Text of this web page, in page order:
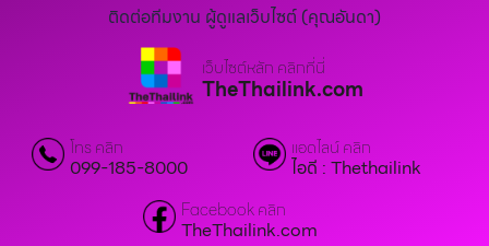
ติดต่อทีมงาน ผู้ดูแลเว็บไซต์ (คุณอันดา)
เว็บไซต์หลัก คลิกที่นี่
TheThailink.com
โทร คลิก
099-185-8000
แอดไลน์ คลิก
ไอดี : Thethailink
Facebook คลิก
TheThailink.com